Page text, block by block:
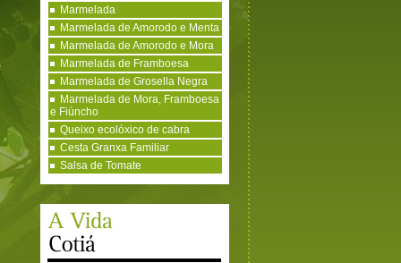
Marmelada
Marmelada de Amorodo e Menta
Marmelada de Amorodo e Mora
Marmelada de Framboesa
Marmelada de Grosella Negra
Marmelada de Mora, Framboesa
e Fiúncho
Queixo ecolóxico de cabra
Cesta Granxa Familiar
Salsa de Tomate